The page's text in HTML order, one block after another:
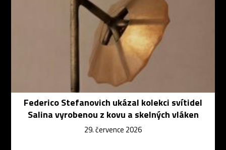
Federico Stefanovich ukázal kolekci svítidel
Salina vyrobenou z kovu a skelných vláken
29. července 2026